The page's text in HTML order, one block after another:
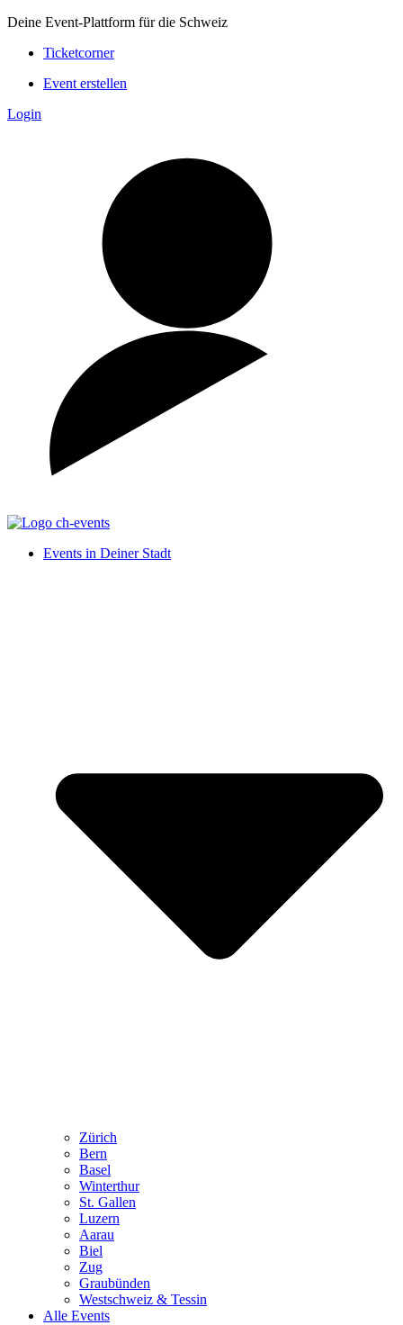
Deine Event-Plattform für die Schweiz
Ticketcorner
Event erstellen
Login
Events in Deiner Stadt
Zürich
Bern
Basel
Winterthur
St. Gallen
Luzern
Aarau
Biel
Zug
Graubünden
Westschweiz & Tessin
Alle Events